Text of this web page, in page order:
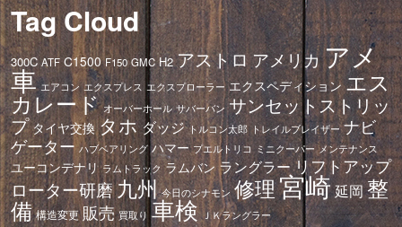
Tag Cloud
300C ATF C1500 F150 GMC H2 アストロアメリカアメ
車 エアコン エクスプレス エクスプローラー エクスペディション エス
カレード オーバーホール サバーバン サンセットストリッ
プタイヤ交換 タホダッジ トルコン太郎 トレイルブレイザー ナビ
ゲーター ハブベアリング ハマー プエルトリコ ミニクーパー メンテナンス
ユーコンデナリ ラムトラック ラムバン ラングラーリフトアップ
ローター研磨九州 今日のシナモン 修理宮崎延岡 整
備 構造変更 販売 買取り 車検 ＪＫラングラー